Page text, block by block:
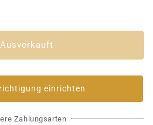
Ausverkauft
einrichten
Zahlungsarten